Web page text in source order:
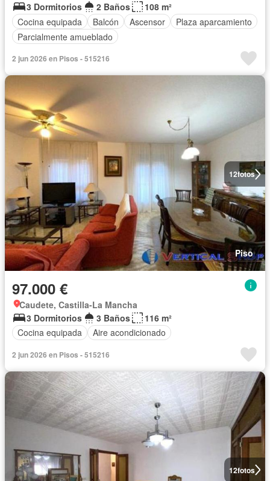
3 Dormitorios
2 Baños
108 m²
Cocina equipada
Balcón Ascensor
Plaza aparcamiento
Parcialmente amueblado
2 jun 2026 en Pisos - 515216
12fotos
Piso
97.000 €
Caudete, Castilla-La Mancha
3 Dormitorios
3 Baños
116 m²
Cocina equipada
Aire acondicionado
2 jun 2026 en Pisos - 515216
12fotos